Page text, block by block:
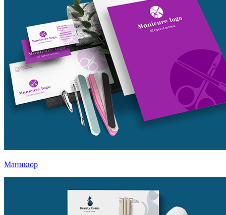
Маникюр